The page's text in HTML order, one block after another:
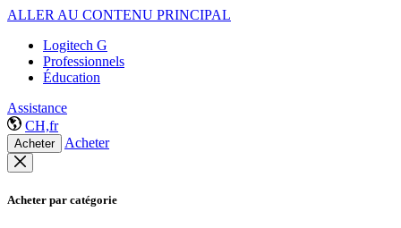
ALLER AU CONTENU PRINCIPAL
Logitech G
Professionnels
Éducation
Assistance
CH,fr
Acheter Acheter
Acheter par catégorie